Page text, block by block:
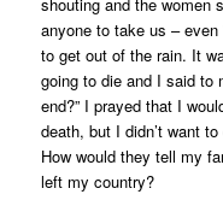
anyone to take us –
to get out of the rain. It
going to die and I said to
end?” I prayed that I
death, but I didn’t want
How would they tell my
left my country?